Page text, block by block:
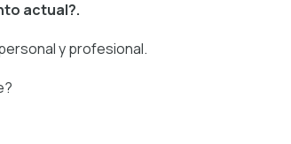
actual?.
y profesional.